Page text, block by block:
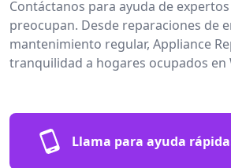
Contáctanos para ayuda de
preocupan. Desde reparaciones de
mantenimiento regular, Appliance
tranquilidad a hogares ocupados en
Llama para ayuda